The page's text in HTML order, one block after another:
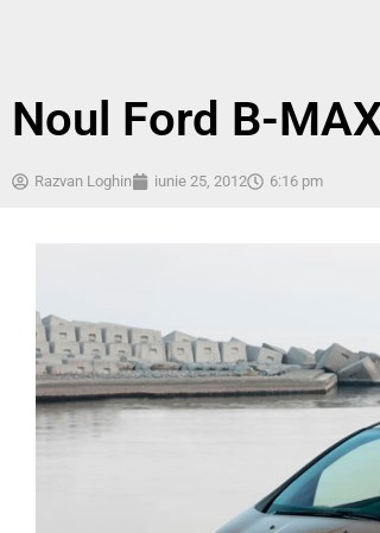
Noul Ford B-
Razvan Loghin iunie 25, 2012 6:16 pm